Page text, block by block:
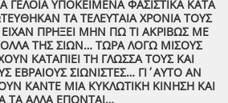
ΓΕΛΟΙΑ ΥΠΟΚΕΙΜΕΝΑ ΦΑΣΙΣΤΙΚΑ ΚΑΤΑ
ΤΑ ΤΕΛΕΥΤΑΙΑ ΧΡΟΝΙΑ ΤΟΥΣ
ΠΡΗΞΕΙ ΜΗΝ ΠΩ ΤΙ ΑΚΡΙΒΩΣ ΜΕ
ΤΗΣ ΣΙΩΝ… ΤΩΡΑ ΛΟΓΩ ΜΙΣΟΥΣ
ΚΑΤΑΠΙΕΙ ΤΗ ΓΛΩΣΣΑ ΤΟΥΣ ΚΑΙ
ΕΒΡΑΙΟΥΣ ΣΙΩΝΙΣΤΕΣ… ΓΙ΄ΑΥΤΟ ΑΝ
ΚΑΝΤΕ ΜΙΑ ΚΥΚΛΩΤΙΚΗ ΚΙΝΗΣΗ ΚΑΙ
ΤΑ ΑΛΛΑ ΕΠΟΝΤΑΙ…